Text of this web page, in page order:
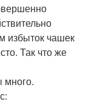
избыток чашек
Так что же
много.